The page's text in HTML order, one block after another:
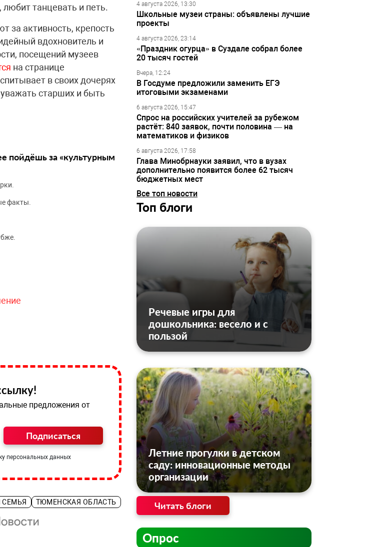
танцевать и петь.
за активность, крепость
вдохновитель и
посещений музеев
на странице
в своих дочерях
старших и быть
пойдёшь за «культурным
факты.
предложения от
Подписаться
персональных данных
ТЮМЕНСКАЯ ОБЛАСТЬ
4 августа 2026, 13:30
Школьные музеи страны: объявлены лучшие
проекты
4 августа 2026, 23:14
«Праздник огурца» в Суздале собрал более
20 тысяч гостей
Вчера, 12:24
В Госдуме предложили заменить ЕГЭ
итоговыми экзаменами
6 августа 2026, 15:47
Спрос на российских учителей за рубежом
растёт: 840 заявок, почти половина — на
математиков и физиков
6 августа 2026, 17:58
Глава Минобрнауки заявил, что в вузах
дополнительно появится более 62 тысяч
бюджетных мест
Все топ новости
Топ блоги
Речевые игры для
дошкольника: весело и с
пользой
Летние прогулки в детском
саду: инновационные методы
организации
Читать блоги
Опрос